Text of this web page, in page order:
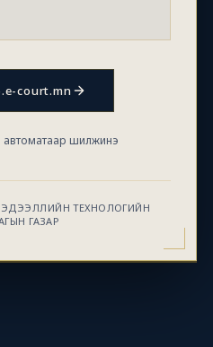
court.mn
автоматаар шилжинэ
ТЕХНОЛОГИЙН
ГАЗАР